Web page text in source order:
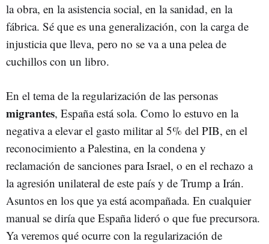
la obra, en la asistencia social, en la sanidad, en la
fábrica. Sé que es una generalización, con la carga de
injusticia que lleva, pero no se va a una pelea de
cuchillos con un libro.
En el tema de la regularización de las personas
migrantes, España está sola. Como lo estuvo en la
negativa a elevar el gasto militar al 5% del PIB, en el
reconocimiento a Palestina, en la condena y
reclamación de sanciones para Israel, o en el rechazo a
la agresión unilateral de este país y de Trump a Irán.
Asuntos en los que ya está acompañada. En cualquier
manual se diría que España lideró o que fue precursora.
Ya veremos qué ocurre con la regularización de